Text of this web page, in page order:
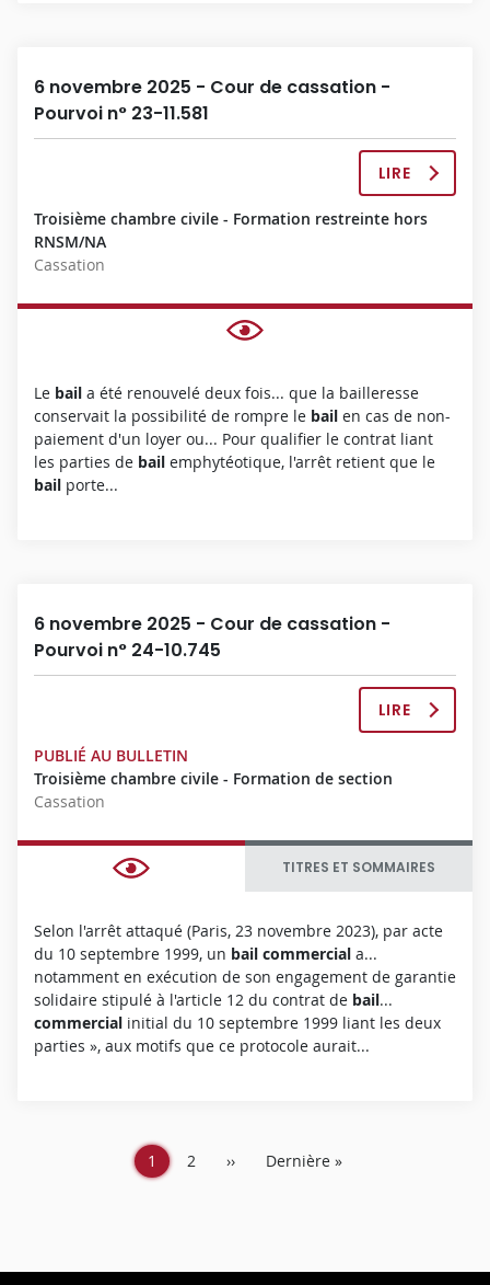
6 novembre 2025 - Cour de cassation -
Pourvoi n° 23-11.581
LIRE
A
D
S
C
O
M
P
Troisième chambre civile - Formation restreinte hors
RNSM/NA
Cassation
Le bail a été renouvelé deux fois... que la bailleresse
conservait la possibilité de rompre le bail en cas de non-
paiement d'un loyer ou... Pour qualifier le contrat liant
les parties de bail emphytéotique, l'arrêt retient que le
bail porte...
6 novembre 2025 - Cour de cassation -
Pourvoi n° 24-10.745
LIRE
A
S
I
O
C
M
L
PUBLIÉ AU BULLETIN
Troisième chambre civile - Formation de section
Cassation
TITRES ET SOMMAIRES
Selon l'arrêt attaqué (Paris, 23 novembre 2023), par acte
du 10 septembre 1999, un bail commercial a...
notamment en exécution de son engagement de garantie
solidaire stipulé à l'article 12 du contrat de bail...
commercial initial du 10 septembre 1999 liant les deux
parties », aux motifs que ce protocole aurait...
Page
courante
1 Page
2
Page
››
Dernière
Dernière »